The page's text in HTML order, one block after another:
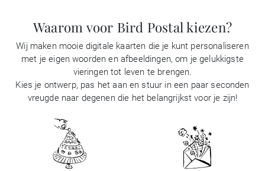
Waarom voor Bird Postal kiezen?
Wij maken mooie digitale kaarten die je kunt personaliseren
met je eigen woorden en afbeeldingen, om je gelukkigste
vieringen tot leven te brengen.
Kies je ontwerp, pas het aan en stuur in een paar seconden
vreugde naar degenen die het belangrijkst voor je zijn!